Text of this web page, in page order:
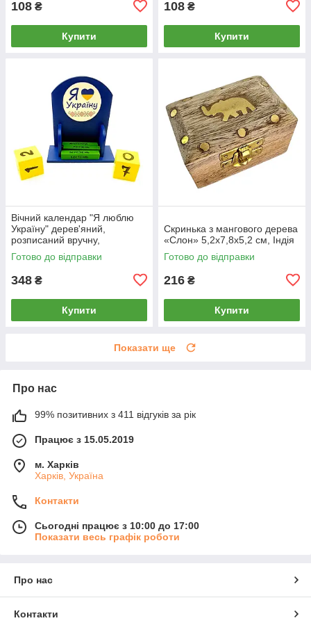
108 ₴
Купити
108 ₴
Купити
Вічний календар "Я люблю
Україну" дерев'яний,
розписаний вручну,
155х142х60 мм
Готово до відправки
348 ₴
Купити
Скринька з мангового дерева
«Слон» 5,2х7,8х5,2 см, Індія
Готово до відправки
216 ₴
Купити
Показати ще
Про нас
99% позитивних з 411 відгуків за рік
Працює з 15.05.2019
м. Харків
Харків, Україна
Контакти
Сьогодні працює з 10:00 до 17:00
Показати весь графік роботи
Про нас
Контакти